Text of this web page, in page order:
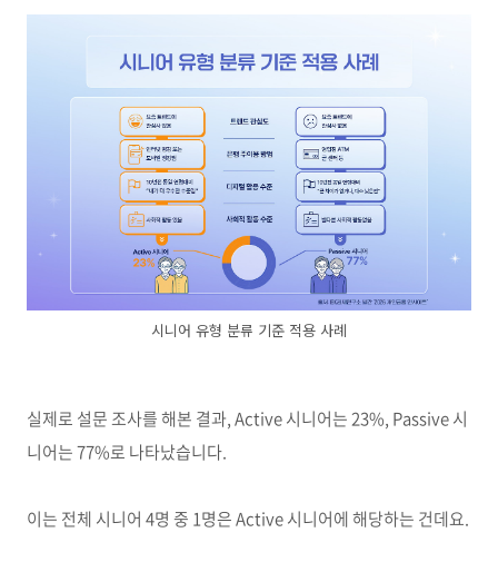
시니어 유형 분류 기준 적용 사례
실제로 설문 조사를 해본 결과, Active 시니어는 23%, Passive 시
니어는 77%로 나타났습니다.
이는 전체 시니어 4명 중 1명은 Active 시니어에 해당하는 건데요.